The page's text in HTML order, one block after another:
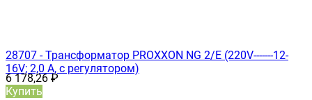
28707 - Трансформатор PROXXON NG 2/Е (220V-------12-
16V; 2,0 А, с регулятором)
6 178,26₽
Купить